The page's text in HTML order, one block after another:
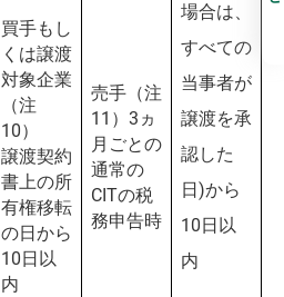
買手もし
くは譲渡
対象企業
（注
10）
譲渡契約
書上の所
有権移転
の日から
10日以
内
売手（注
11）3ヵ
月ごとの
通常の
CITの税
務申告時
場合は、
すべての
当事者が
譲渡を承
認した
日)から
10日以
内